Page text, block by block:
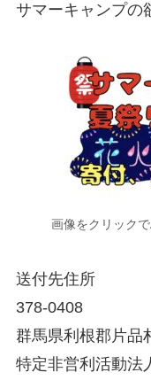
サマーキャンプの
画像をクリック
送付先住所
378-0408
群馬県利根郡片品
特定非営利活動